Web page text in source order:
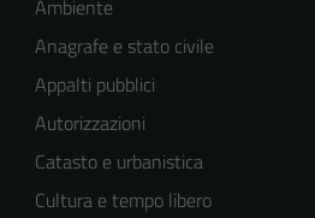
Ambiente
Anagrafe e stato civile
Appalti pubblici
Autorizzazioni
Catasto e urbanistica
Cultura e tempo libero